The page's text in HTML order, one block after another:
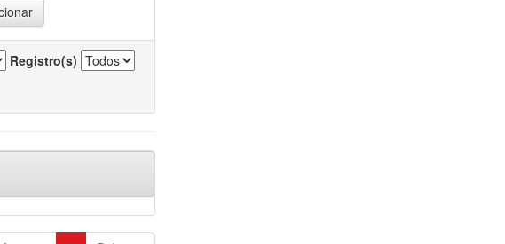
Registro(s)